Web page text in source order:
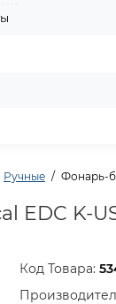
Ручные Фонарь-
EDC K-
Код Товара: